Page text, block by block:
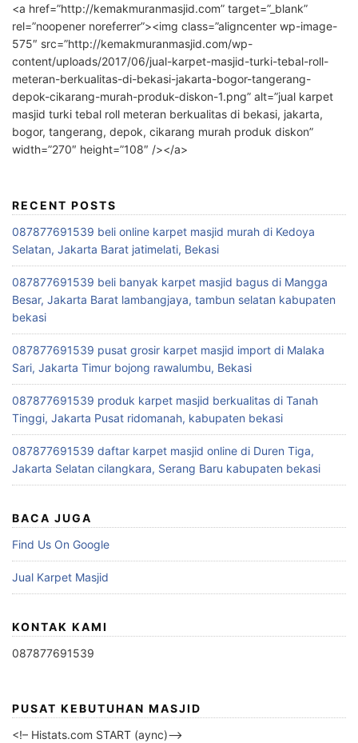
<a href=”http://kemakmuranmasjid.com” target=”_blank”
rel=”noopener noreferrer”><img class=”aligncenter wp-image-
575″ src=”http://kemakmuranmasjid.com/wp-
content/uploads/2017/06/jual-karpet-masjid-turki-tebal-roll-
meteran-berkualitas-di-bekasi-jakarta-bogor-tangerang-
depok-cikarang-murah-produk-diskon-1.png” alt=”jual karpet
masjid turki tebal roll meteran berkualitas di bekasi, jakarta,
bogor, tangerang, depok, cikarang murah produk diskon”
width=”270″ height=”108″ /></a>
RECENT POSTS
087877691539 beli online karpet masjid murah di Kedoya
Selatan, Jakarta Barat jatimelati, Bekasi
087877691539 beli banyak karpet masjid bagus di Mangga
Besar, Jakarta Barat lambangjaya, tambun selatan kabupaten
bekasi
087877691539 pusat grosir karpet masjid import di Malaka
Sari, Jakarta Timur bojong rawalumbu, Bekasi
087877691539 produk karpet masjid berkualitas di Tanah
Tinggi, Jakarta Pusat ridomanah, kabupaten bekasi
087877691539 daftar karpet masjid online di Duren Tiga,
Jakarta Selatan cilangkara, Serang Baru kabupaten bekasi
BACA JUGA
Find Us On Google
Jual Karpet Masjid
KONTAK KAMI
087877691539
PUSAT KEBUTUHAN MASJID
<!– Histats.com START (aync)–>